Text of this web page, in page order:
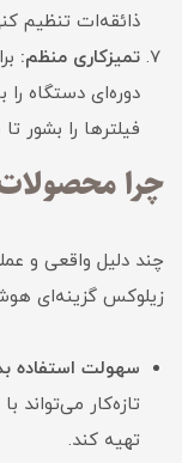
ذائقه‌ات تنظیم
تمیزکاری منظم:
دوره‌ای دستگاه
فیلترها را بشور
چرا
چند دلیل واقعی و
زیلوکس گزینه‌ای
سهولت استفاده
تهیه کند.